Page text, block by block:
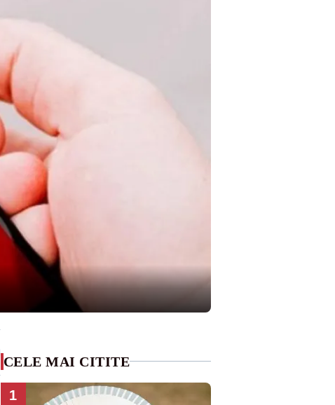
CELE MAI CITITE
1